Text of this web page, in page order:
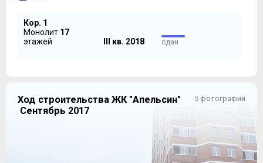
Кор. 1
Монолит 17
этажей
III кв. 2018 сдан
5 фотографий
Ход строительства ЖК "Апельсин"
Сентябрь 2017